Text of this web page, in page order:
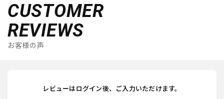
CUSTOMER
REVIEWS
お客様の声
レビューはログイン後、ご入力いただけます。